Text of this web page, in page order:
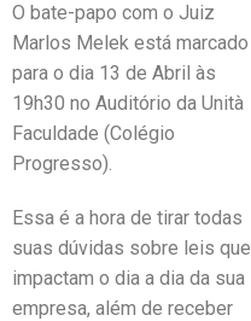
O bate-papo com o Juiz
Marlos Melek está marcado
para o dia 13 de Abril às
19h30 no Auditório da Unità
Faculdade (Colégio
Progresso).
Essa é a hora de tirar todas
suas dúvidas sobre leis que
impactam o dia a dia da sua
empresa, além de receber